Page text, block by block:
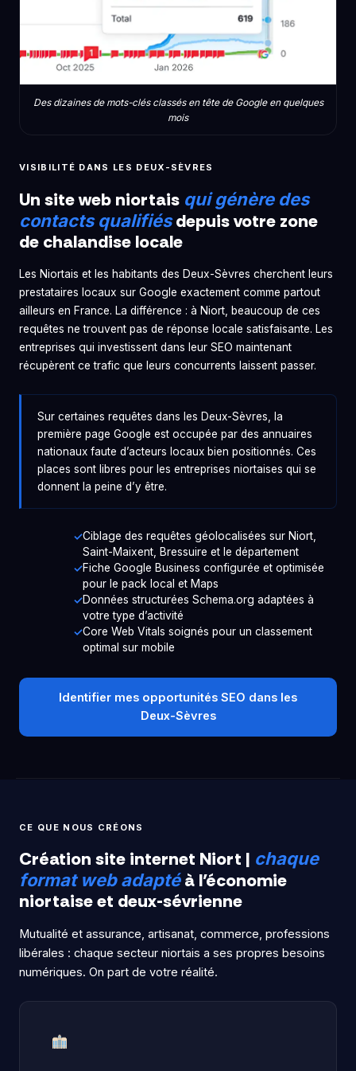
Des dizaines de mots-clés classés en tête de Google en quelques
mois
VISIBILITÉ DANS LES DEUX-SÈVRES
Un site web niortais qui génère des
contacts qualifiésdepuis votre zone
de chalandise locale
Les Niortais et les habitants des Deux-Sèvres cherchent leurs
prestataires locaux sur Google exactement comme partout
ailleurs en France. La différence : à Niort, beaucoup de ces
requêtes ne trouvent pas de réponse locale satisfaisante. Les
entreprises qui investissent dans leur SEO maintenant
récupèrent ce trafic que leurs concurrents laissent passer.
Sur certaines requêtes dans les Deux-Sèvres, la
première page Google est occupée par des annuaires
nationaux faute d’acteurs locaux bien positionnés. Ces
places sont libres pour les entreprises niortaises qui se
donnent la peine d’y être.
Ciblage des requêtes géolocalisées sur Niort,
Saint-Maixent, Bressuire et le département
Fiche Google Business configurée et optimisée
pour le pack local et Maps
Données structurées Schema.org adaptées à
votre type d’activité
Core Web Vitals soignés pour un classement
optimal sur mobile
Identifier mes opportunités SEO dans les
Deux-Sèvres
CE QUE NOUS CRÉONS
Création site internet Niort | chaque
format web adaptéà l’économie
niortaise et deux-sévrienne
Mutualité et assurance, artisanat, commerce, professions
libérales : chaque secteur niortais a ses propres besoins
numériques. On part de votre réalité.